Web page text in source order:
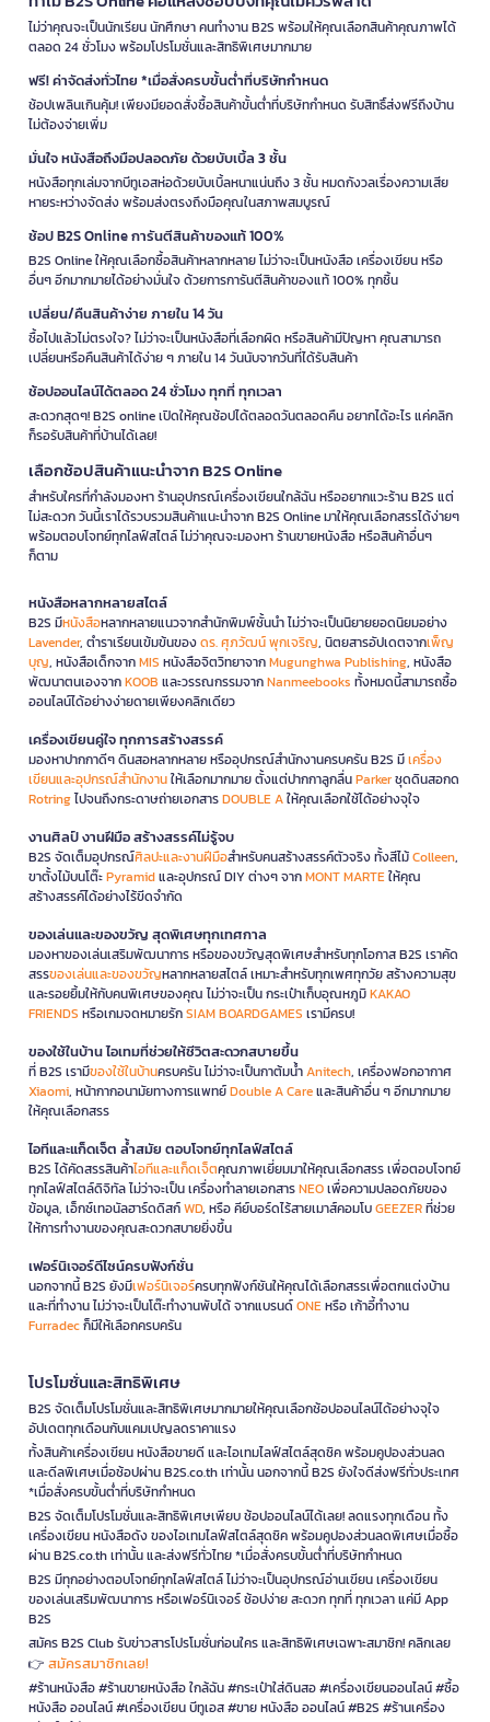
ไม่ว่าคุณจะเป็นนักเรียน นักศึกษา คนทำงาน B2S พร้อมให้คุณเลือกสินค้าคุณภาพได้
ตลอด 24 ชั่วโมง พร้อมโปรโมชั่นและสิทธิพิเศษมากมาย
ฟรี! ค่าจัดส่งทั่วไทย *เมื่อสั่งครบขั้นต่ำที่บริษัทกำหนด
ช้อปเพลินเกินคุ้ม! เพียงมียอดสั่งซื้อสินค้าขั้นต่ำที่บริษัทกำหนด รับสิทธิ์ส่งฟรีถึงบ้าน
ไม่ต้องจ่ายเพิ่ม
มั่นใจ หนังสือถึงมือปลอดภัย ด้วยบับเบิ้ล 3 ชั้น
หนังสือทุกเล่มจากบีทูเอสห่อด้วยบับเบิ้ลหนาแน่นถึง 3 ชั้น หมดกังวลเรื่องความเสีย
หายระหว่างจัดส่ง พร้อมส่งตรงถึงมือคุณในสภาพสมบูรณ์
ช้อป B2S Online การันตีสินค้าของแท้ 100%
B2S Online ให้คุณเลือกซื้อสินค้าหลากหลาย ไม่ว่าจะเป็นหนังสือ เครื่องเขียน หรือ
อื่นๆ อีกมากมายได้อย่างมั่นใจ ด้วยการการันตีสินค้าของแท้ 100% ทุกชิ้น
เปลี่ยน/คืนสินค้าง่าย ภายใน 14 วัน
ซื้อไปแล้วไม่ตรงใจ? ไม่ว่าจะเป็นหนังสือที่เลือกผิด หรือสินค้ามีปัญหา คุณสามารถ
เปลี่ยนหรือคืนสินค้าได้ง่าย ๆ ภายใน 14 วันนับจากวันที่ได้รับสินค้า
ช้อปออนไลน์ได้ตลอด 24 ชั่วโมง ทุกที่ ทุกเวลา
สะดวกสุดๆ! B2S online เปิดให้คุณช้อปได้ตลอดวันตลอดคืน อยากได้อะไร แค่คลิก
ก็รอรับสินค้าที่บ้านได้เลย!
เลือกช้อปสินค้าแนะนำจาก B2S Online
สำหรับใครที่กำลังมองหา ร้านอุปกรณ์เครื่องเขียนใกล้ฉัน หรืออยากแวะร้าน B2S แต่
ไม่สะดวก วันนี้เราได้รวบรวมสินค้าแนะนำจาก B2S Online มาให้คุณเลือกสรรได้ง่ายๆ
พร้อมตอบโจทย์ทุกไลฟ์สไตล์ ไม่ว่าคุณจะมองหา ร้านขายหนังสือ หรือสินค้าอื่นๆ
ก็ตาม
หนังสือหลากหลายสไตล์
B2S มีหนังสือหลากหลายแนวจากสำนักพิมพ์ชั้นนำ ไม่ว่าจะเป็นนิยายยอดนิยมอย่าง
Lavender, ตำราเรียนเข้มข้นของดร. ศุภวัฒน์ พุกเจริญ, นิตยสารอัปเดตจากเพ็ญ
บุญ, หนังสือเด็กจากMIS หนังสือจิตวิทยาจากMugunghwa Publishing, หนังสือ
พัฒนาตนเองจากKOOB และวรรณกรรมจากNanmeebooks ทั้งหมดนี้สามารถซื้อ
ออนไลน์ได้อย่างง่ายดายเพียงคลิกเดียว
เครื่องเขียนคู่ใจ ทุกการสร้างสรรค์
มองหาปากกาดีๆ ดินสอหลากหลาย หรืออุปกรณ์สำนักงานครบครัน B2S มีเครื่อง
เขียนและอุปกรณ์สำนักงานให้เลือกมากมาย ตั้งแต่ปากกาลูกลื่นParkerชุดดินสอกด
Rotringไปจนถึงกระดาษถ่ายเอกสารDOUBLE Aให้คุณเลือกใช้ได้อย่างจุใจ
งานศิลป์ งานฝีมือ สร้างสรรค์ไม่รู้จบ
B2S จัดเต็มอุปกรณ์ศิลปะและงานฝีมือสำหรับคนสร้างสรรค์ตัวจริง ทั้งสีไม้Colleen,
ขาตั้งไม้บนโต๊ะPyramidและอุปกรณ์ DIY ต่างๆ จากMONT MARTEให้คุณ
สร้างสรรค์ได้อย่างไร้ขีดจำกัด
ของเล่นและของขวัญ สุดพิเศษทุกเทศกาล
มองหาของเล่นเสริมพัฒนาการ หรือของขวัญสุดพิเศษสำหรับทุกโอกาส B2S เราคัด
สรรของเล่นและของขวัญหลากหลายสไตล์ เหมาะสำหรับทุกเพศทุกวัย สร้างความสุข
และรอยยิ้มให้กับคนพิเศษของคุณ ไม่ว่าจะเป็น กระเป๋าเก็บอุณหภูมิKAKAO
FRIENDS หรือเกมจดหมายรักSIAM BOARDGAMES เรามีครบ!
ของใช้ในบ้าน ไอเทมที่ช่วยให้ชีวิตสะดวกสบายขึ้น
ที่ B2S เรามีของใช้ในบ้านครบครัน ไม่ว่าจะเป็นกาต้มน้ำAnitech, เครื่องฟอกอากาศ
Xiaomi, หน้ากากอนามัยทางการแพทย์Double A Careและสินค้าอื่น ๆ อีกมากมาย
ให้คุณเลือกสรร
ไอทีและแก็ดเจ็ต ล้ำสมัย ตอบโจทย์ทุกไลฟ์สไตล์
B2S ได้คัดสรรสินค้าไอทีและแก็ดเจ็ตคุณภาพเยี่ยมมาให้คุณเลือกสรร เพื่อตอบโจทย์
ทุกไลฟ์สไตล์ดิจิทัล ไม่ว่าจะเป็น เครื่องทำลายเอกสารNEOเพื่อความปลอดภัยของ
ข้อมูล, เอ็กซ์เทอนัลฮาร์ดดิสก์WD, หรือ คีย์บอร์ดไร้สายเมาส์คอมโบGEEZERที่ช่วย
ให้การทำงานของคุณสะดวกสบายยิ่งขึ้น
เฟอร์นิเจอร์ดีไซน์ครบฟังก์ชั่น
นอกจากนี้ B2S ยังมีเฟอร์นิเจอร์ครบทุกฟังก์ชันให้คุณได้เลือกสรรเพื่อตกแต่งบ้าน
และที่ทำงาน ไม่ว่าจะเป็นโต๊ะทำงานพับได้ จากแบรนด์ONEหรือ เก้าอี้ทำงาน
Furradecก็มีให้เลือกครบครัน
โปรโมชั่นและสิทธิพิเศษ
B2S จัดเต็มโปรโมชั่นและสิทธิพิเศษมากมายให้คุณเลือกช้อปออนไลน์ได้อย่างจุใจ
อัปเดตทุกเดือนกับแคมเปญลดราคาแรง
ทั้งสินค้าเครื่องเขียน หนังสือขายดี และไอเทมไลฟ์สไตล์สุดชิค พร้อมคูปองส่วนลด
และดีลพิเศษเมื่อช้อปผ่าน B2S.co.th เท่านั้น นอกจากนี้ B2S ยังใจดีส่งฟรีทั่วประเทศ
*เมื่อสั่งครบขั้นต่ำที่บริษัทกำหนด
B2S จัดเต็มโปรโมชั่นและสิทธิพิเศษเพียบ ช้อปออนไลน์ได้เลย! ลดแรงทุกเดือน ทั้ง
เครื่องเขียน หนังสือดัง ของไอเทมไลฟ์สไตล์สุดชิค พร้อมคูปองส่วนลดพิเศษเมื่อซื้อ
ผ่าน B2S.co.th เท่านั้น และส่งฟรีทั่วไทย *เมื่อสั่งครบขั้นต่ำที่บริษัทกำหนด
B2S มีทุกอย่างตอบโจทย์ทุกไลฟ์สไตล์ ไม่ว่าจะเป็นอุปกรณ์อ่านเขียน เครื่องเขียน
ของเล่นเสริมพัฒนาการ หรือเฟอร์นิเจอร์ ช้อปง่าย สะดวก ทุกที่ ทุกเวลา แค่มี App
B2S
สมัคร B2S Club รับข่าวสารโปรโมชั่นก่อนใคร และสิทธิพิเศษเฉพาะสมาชิก! คลิกเลย
👉 สมัครสมาชิกเลย!
#ร้านหนังสือ #ร้านขายหนังสือ ใกล้ฉัน #กระเป๋าใส่ดินสอ #เครื่องเขียนออนไลน์ #ซื้อ
หนังสือ ออนไลน์ #เครื่องเขียน บีทูเอส #ขาย หนังสือ ออนไลน์ #B2S #ร้านเครื่อง